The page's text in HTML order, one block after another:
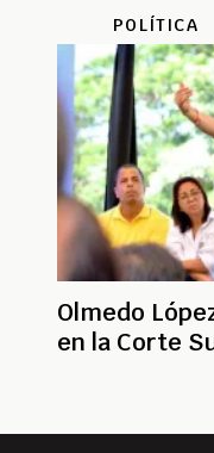
POLÍTICA
Olmedo
en la Corte